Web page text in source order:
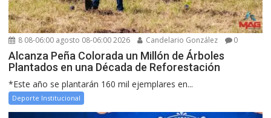
8 08-06:00 agosto 08-06:00 2026 Candelario González 0
Alcanza Peña Colorada un Millón de Árboles
Plantados en una Década de Reforestación
*Este año se plantarán 160 mil ejemplares en...
Deporte Institucional